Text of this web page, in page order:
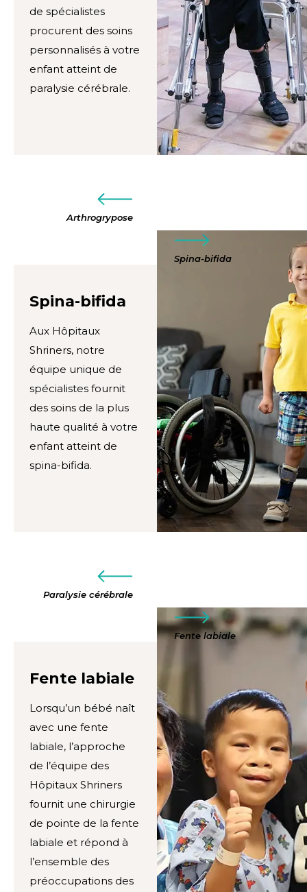
de spécialistes
procurent des soins
personnalisés à votre
enfant atteint de
paralysie cérébrale.
Arthrogrypose
Spina-bifida
Spina-bifida
Aux Hôpitaux
Shriners, notre
équipe unique de
spécialistes fournit
des soins de la plus
haute qualité à votre
enfant atteint de
spina-bifida.
Paralysie cérébrale
Fente labiale
Fente labiale
Lorsqu’un bébé naît
avec une fente
labiale, l’approche
de l’équipe des
Hôpitaux Shriners
fournit une chirurgie
de pointe de la fente
labiale et répond à
l’ensemble des
préoccupations des